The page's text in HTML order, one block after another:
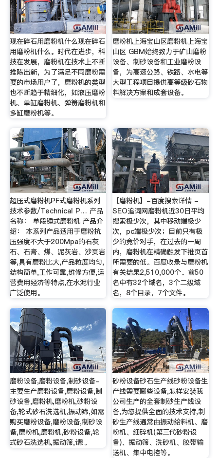
现在碎石用磨粉机什么现在碎石
用磨粉机什么。时代在进步，科
技在发展，磨粉机在技术上不断
推陈出新，为了满足不同磨粉需
要的市场用户了，磨粉机的类型
也不断趋于精细化，如液压磨粉
机、单缸磨粉机、弹簧磨粉机和
多缸磨粉机等。
磨粉机上海宝山区磨粉机上海宝
山区 GBM始终致力于矿山磨粉
设备、制砂设备和工业磨粉设
备，为高速公路、铁路、水电等
大型工程项目提供高等级砂石物
料解决方案和成套设备。
超压式磨粉机PF式磨粉机系列
技术参数/Technical P… 产品
名称： 单段锤式磨粉机 产品介
绍： 本系列产品适用于磨粉抗
压强度不大于200Mpa的石灰
石、石膏、煤、泥灰岩、沙页岩
等,具有磨粉比大,产品粒度均匀,
结构简单,工作可靠,维修方便,运
营费用经济等特点,在水泥行业
广泛使用。
【磨粉机】-百度搜索详情 -
SEO追词网磨粉机近30日平均
搜索极少次，其中移动端极少
次，pc端极少次；目前只有极
少的竞价对手，在过去的一周
内，磨粉机在精确触发下推页首
所需要的低。百度收录与磨粉机
有关结果2,510,000个。前50
名中有32个域名，3个二级域
名，8个目录，7个文件。
磨粉设备,磨粉设备,制砂设备-
主要生产磨粉设备,磨粉设备,制
砂设备,磨粉机,磨粉机,砂粉设
备,轮式砂石洗选机,振动筛,如需
购买磨粉设备,磨粉设备,制砂设
备,磨粉机,磨粉机,砂粉设备,轮
式砂石洗选机,振动筛,请!。
砂粉设备砂石生产线砂粉设备生
产线需要哪些设备,怎样安装我
公司生产的全套制砂生产线设
备,为您提供全面的技术支持,制
砂生产线通常由振动给料机、磨
粉机、细碎机(第三代砂粉设
备)、振动筛、洗砂机、胶带输
送机、集中电控等。